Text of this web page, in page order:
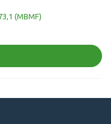
(MBMF)